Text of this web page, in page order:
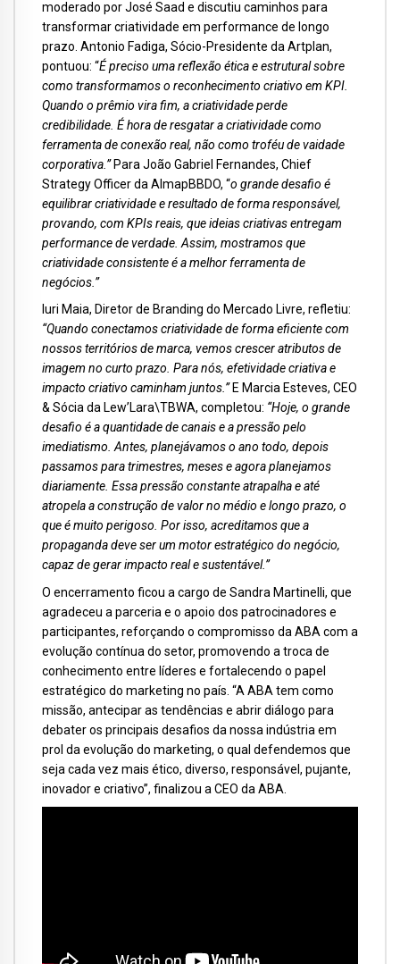
moderado por José Saad e discutiu caminhos para
transformar criatividade em performance de longo
prazo. Antonio Fadiga, Sócio-Presidente da Artplan,
pontuou: “É preciso uma reflexão ética e estrutural sobre
como transformamos o reconhecimento criativo em KPI.
Quando o prêmio vira fim, a criatividade perde
credibilidade. É hora de resgatar a criatividade como
ferramenta de conexão real, não como troféu de vaidade
corporativa.”Para João Gabriel Fernandes, Chief
Strategy Officer da AlmapBBDO, “o grande desafio é
equilibrar criatividade e resultado de forma responsável,
provando, com KPIs reais, que ideias criativas entregam
performance de verdade. Assim, mostramos que
criatividade consistente é a melhor ferramenta de
negócios.”
Iuri Maia, Diretor de Branding do Mercado Livre, refletiu:
“Quando conectamos criatividade de forma eficiente com
nossos territórios de marca, vemos crescer atributos de
imagem no curto prazo. Para nós, efetividade criativa e
impacto criativo caminham juntos.” E Marcia Esteves, CEO
& Sócia da Lew’Lara\TBWA, completou: “Hoje, o grande
desafio é a quantidade de canais e a pressão pelo
imediatismo. Antes, planejávamos o ano todo, depois
passamos para trimestres, meses e agora planejamos
diariamente. Essa pressão constante atrapalha e até
atropela a construção de valor no médio e longo prazo, o
que é muito perigoso. Por isso, acreditamos que a
propaganda deve ser um motor estratégico do negócio,
capaz de gerar impacto real e sustentável.”
O encerramento ficou a cargo de Sandra Martinelli, que
agradeceu a parceria e o apoio dos patrocinadores e
participantes, reforçando o compromisso da ABA com a
evolução contínua do setor, promovendo a troca de
conhecimento entre líderes e fortalecendo o papel
estratégico do marketing no país. “A ABA tem como
missão, antecipar as tendências e abrir diálogo para
debater os principais desafios da nossa indústria em
prol da evolução do marketing, o qual defendemos que
seja cada vez mais ético, diverso, responsável, pujante,
inovador e criativo”, finalizou a CEO da ABA.